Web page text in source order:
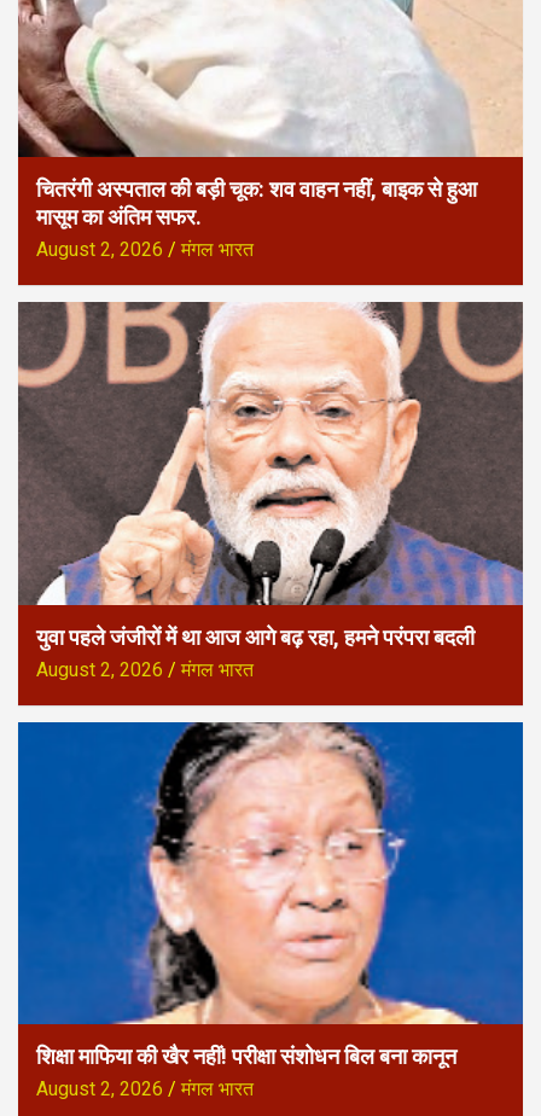
चितरंगी अस्पताल की बड़ी चूक: शव वाहन नहीं, बाइक से हुआ
मासूम का अंतिम सफर.
August 2, 2026 मंगल भारत
युवा पहले जंजीरों में था आज आगे बढ़ रहा, हमने परंपरा बदली
August 2, 2026 मंगल भारत
शिक्षा माफिया की खैर नहीं! परीक्षा संशोधन बिल बना कानून
August 2, 2026 मंगल भारत